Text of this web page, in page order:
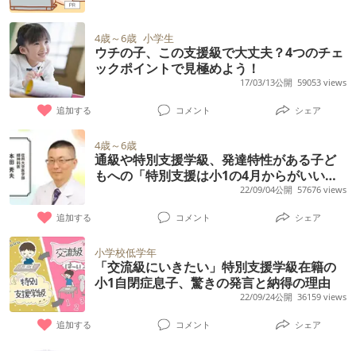
4歳～6歳 小学生
ウチの子、この支援級で大丈夫？4つのチェ
ックポイントで見極めよう！
17/03/13公開 59053 views
追加する コメント シェア
4歳～6歳
通級や特別支援学級、発達特性がある子ど
もへの「特別支援は小1の4月からがいい」
理由――精神科医・本田秀夫先生
22/09/04公開 57676 views
追加する コメント シェア
小学校低学年
「交流級にいきたい」特別支援学級在籍の
小1自閉症息子、驚きの発言と納得の理由
22/09/24公開 36159 views
追加する コメント シェア